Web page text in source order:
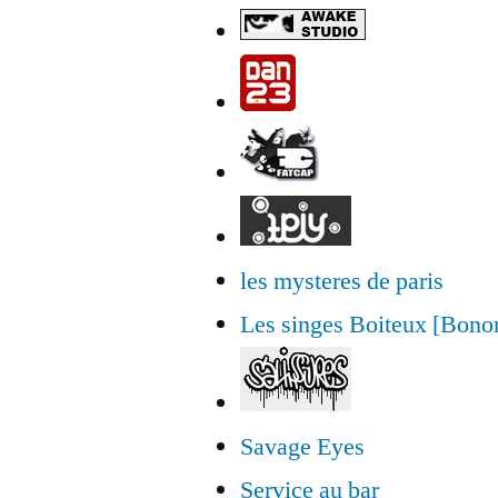
les mysteres de paris
Les singes Boiteux
Savage Eyes
Service au bar